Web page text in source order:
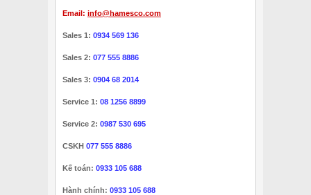
Email: info@hamesco.com
Sales 1: 0934 569 136
Sales 2: 077 555 8886
Sales 3: 0904 68 2014
Service 1: 08 1256 8899
Service 2: 0987 530 695
CSKH 077 555 8886
Kế toán: 0933 105 688
Hành chính: 0933 105 688